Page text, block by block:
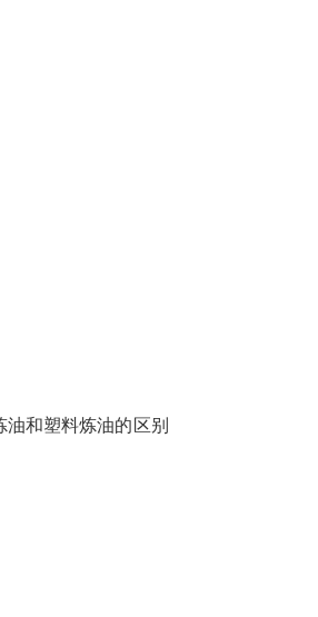
和塑料炼油的区别